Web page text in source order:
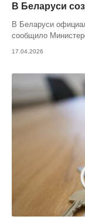
В Беларуси
В Беларуси
сообщило
17.04.2026